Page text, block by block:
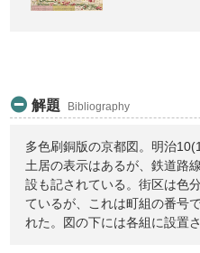
解題 Bibliography
多色刷銅版の京都図。明治
土居の表示はあるが、鉄道路
設も記されている。街区は色
ているが、これは町組の番号
れた。図の下には各組に設置